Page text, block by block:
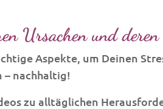
Ursachen und deren
Aspekte, um Deinen
– nachhaltig!
zu alltäglichen